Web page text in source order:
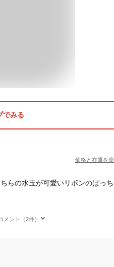
でみる
価格と在庫を
らの水玉が可愛いリボンのぱっ
メント（2件）